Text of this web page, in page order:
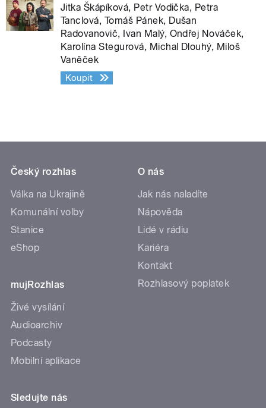
Jitka Škápíková, Petr Vodička, Petra
Tanclová, Tomáš Pánek, Dušan
Radovanovič, Ivan Malý, Ondřej Nováček,
Karolína Stegurová, Michal Dlouhý, Miloš
Vaněček
Koupit
Český rozhlas
Válka na Ukrajině
Komunální volby
Stanice
eShop
mujRozhlas
Živé vysílání
Audioarchiv
Podcasty
Mobilní aplikace
O nás
Jak nás naladíte
Nápověda
Lidé v rádiu
Kariéra
Kontakt
Rozhlasový poplatek
Sledujte nás